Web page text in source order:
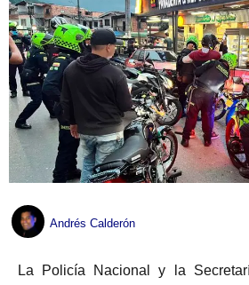
Andrés Calderón
La Policía Nacional y la